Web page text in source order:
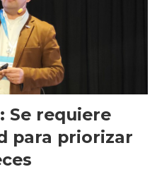
Se requiere
para priorizar